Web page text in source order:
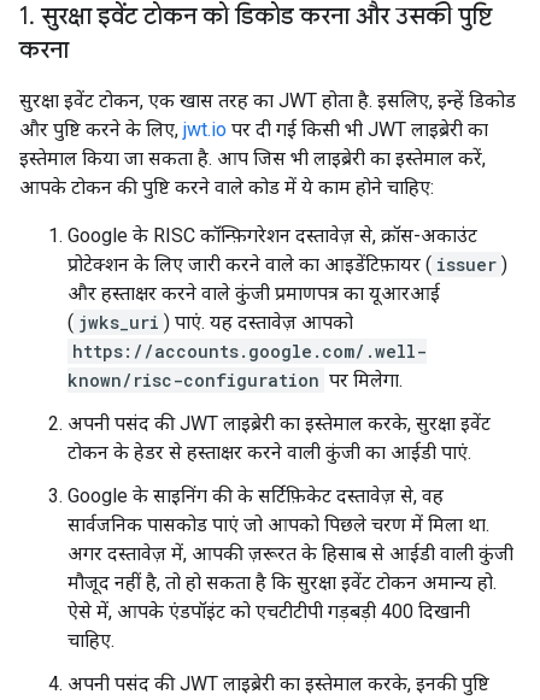
1. सुरक्षा इवेंट टोकन को डिकोड करना और उसकी पुष्टि
करना
सुरक्षा इवेंट टोकन, एक खास तरह का JWT होता है. इसलिए, इन्हें डिकोड
और पुष्टि करने के लिए, jwt.io पर दी गई किसी भी JWT लाइब्रेरी का
इस्तेमाल किया जा सकता है. आप जिस भी लाइब्रेरी का इस्तेमाल करें,
आपके टोकन की पुष्टि करने वाले कोड में ये काम होने चाहिए:
Google के RISC कॉन्फ़िगरेशन दस्तावेज़ से, क्रॉस-अकाउंट
प्रोटेक्शन के लिए जारी करने वाले का आइडेंटिफ़ायर ( issuer )
और हस्ताक्षर करने वाले कुंजी प्रमाणपत्र का यूआरआई
( jwks_uri ) पाएं. यह दस्तावेज़ आपको
https://accounts.google.com/.well-
known/risc-configuration पर मिलेगा.
अपनी पसंद की JWT लाइब्रेरी का इस्तेमाल करके, सुरक्षा इवेंट
टोकन के हेडर से हस्ताक्षर करने वाली कुंजी का आईडी पाएं.
Google के साइनिंग की के सर्टिफ़िकेट दस्तावेज़ से, वह
सार्वजनिक पासकोड पाएं जो आपको पिछले चरण में मिला था.
अगर दस्तावेज़ में, आपकी ज़रूरत के हिसाब से आईडी वाली कुंजी
मौजूद नहीं है, तो हो सकता है कि सुरक्षा इवेंट टोकन अमान्य हो.
ऐसे में, आपके एंडपॉइंट को एचटीटीपी गड़बड़ी 400 दिखानी
चाहिए.
अपनी पसंद की JWT लाइब्रेरी का इस्तेमाल करके, इनकी पुष्टि